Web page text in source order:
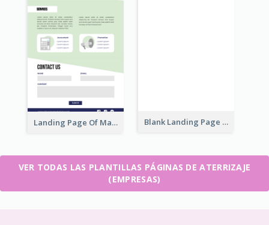
Landing Page Of Marketing Company Blank Landing Page
VER TODAS LAS PLANTILLAS PÁGINAS DE ATERRIZAJE
(EMPRESAS)